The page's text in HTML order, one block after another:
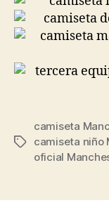
Etiquetas
camiseta
camiseta niño
oficial